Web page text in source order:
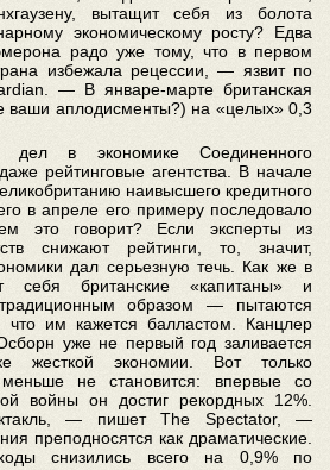
вытащит себя из болота
экономическому росту? Едва
радо уже тому, что в первом
избежала рецессии, — язвит по
— В январе-марте британская
ваши аплодисменты?) на «целых» 0,3
дел в экономике Соединенного
рейтинговые агентства. В начале
наивысшего кредитного
в апреле его примеру последовало
это говорит? Если эксперты из
снижают рейтинги, то, значит,
дал серьезную течь. Как же в
себя британские «капитаны» и
образом — пытаются
что им кажется балластом. Канцлер
уже не первый год заливается
жесткой экономии. Вот только
не становится: впервые со
войны он достиг рекордных 12%.
— пишет The Spectator, —
преподносятся как драматические.
снизились всего на 0,9% по